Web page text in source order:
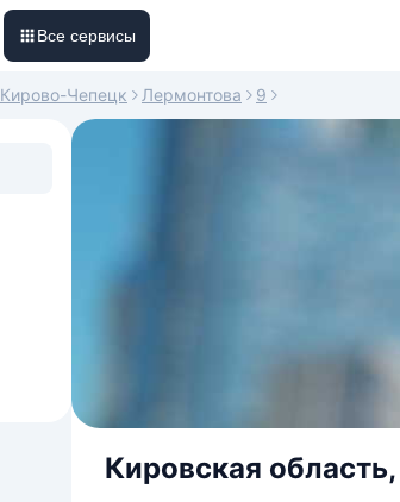
Все сервисы
Кирово-Чепецк Лермонтова 9
Кировская